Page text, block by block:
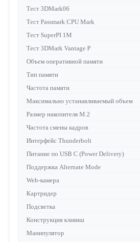
Тест 3DMark06
Тест Passmark CPU Mark
Тест SuperPI 1M
Тест 3DMark Vantage P
Объем оперативной памяти
Тип памяти
Частота памяти
Максимально устанавливаемый объем
Размер накопителя M.2
Частота смены кадров
Интерфейс Thunderbolt
Питание по USB C (Power Delivery)
Поддержка Alternate Mode
Web-камера
Картридер
Подсветка
Конструкция клавиш
Манипулятор